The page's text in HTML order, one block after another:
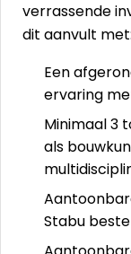
verrassende
dit aanvult met:
Een
ervaring
Minimaal 3
als
Stabu